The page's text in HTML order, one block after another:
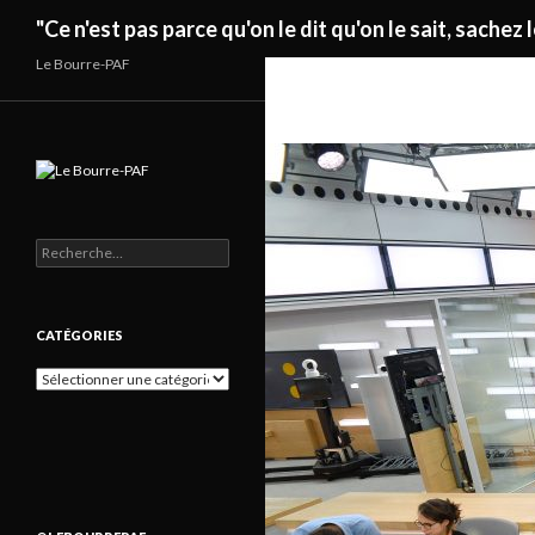
"Ce n'est pas parce qu'on le dit qu'on le sait, sachez
Le Bourre-PAF
Rechercher :
CATÉGORIES
Catégories